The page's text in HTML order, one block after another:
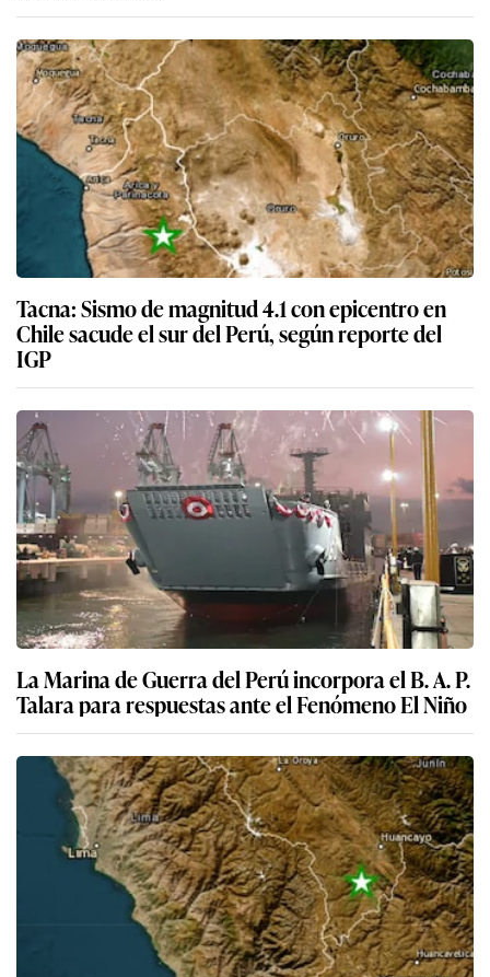
Tacna: Sismo de magnitud 4.1 con epicentro en
Chile sacude el sur del Perú, según reporte del
IGP
La Marina de Guerra del Perú incorpora el B. A. P.
Talara para respuestas ante el Fenómeno El Niño